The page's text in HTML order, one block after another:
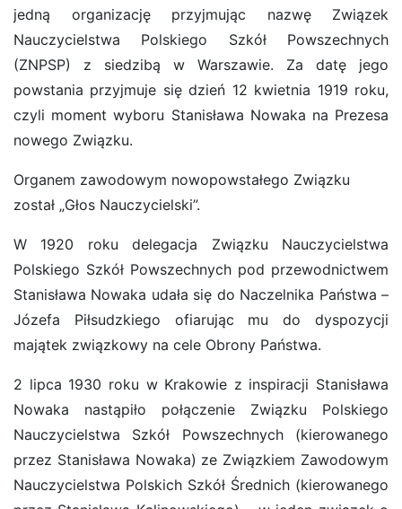
jedną organizację przyjmując nazwę Związek
Nauczycielstwa Polskiego Szkół Powszechnych
(ZNPSP) z siedzibą w Warszawie. Za datę jego
powstania przyjmuje się dzień 12 kwietnia 1919 roku,
czyli moment wyboru Stanisława Nowaka na Prezesa
nowego Związku.
Organem zawodowym nowopowstałego Związku
został „Głos Nauczycielski”.
W 1920 roku delegacja Związku Nauczycielstwa
Polskiego Szkół Powszechnych pod przewodnictwem
Stanisława Nowaka udała się do Naczelnika Państwa –
Józefa Piłsudzkiego ofiarując mu do dyspozycji
majątek związkowy na cele Obrony Państwa.
2 lipca 1930 roku w Krakowie z inspiracji Stanisława
Nowaka nastąpiło połączenie Związku Polskiego
Nauczycielstwa Szkół Powszechnych (kierowanego
przez Stanisława Nowaka) ze Związkiem Zawodowym
Nauczycielstwa Polskich Szkół Średnich (kierowanego